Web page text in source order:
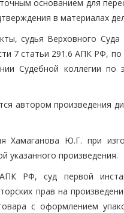
основанием для
в материалах
судья Верховного Суда
7 статьи 291.6 АПК РФ,
Судебной коллегии по
автором произведения
Хамаганова Ю.Г. при
указанного произведения.
РФ, суд первой
прав на
с оформлением